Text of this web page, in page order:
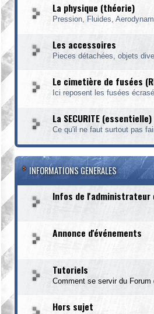
La physique (théorie)
Pression, Fluides,
Les accessoires
Pieces détachées, objets
Le cimetière de fusées
Ici reposent les fusées
La SECURITE (essentielle)
Ce qu'il ne faut surtout pas
INFORMATIONS GENERALES
Infos de l'administrateur
Annonce d'événements
Tutoriels
Comment se servir du Forum
Hors sujet